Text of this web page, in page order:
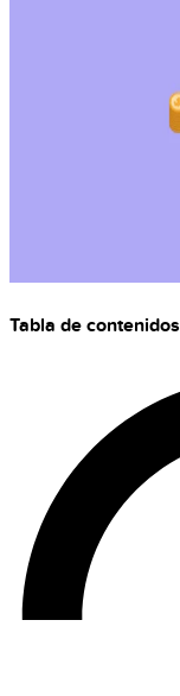
Tabla de contenidos